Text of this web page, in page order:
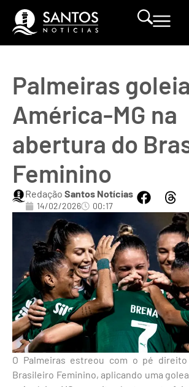
Palmeiras goleia
América-MG na
abertura do
Feminino
Redação Santos Notícias
14/02/2026 00:17
O Palmeiras estreou com o pé direito
Brasileiro Feminino, aplicando uma